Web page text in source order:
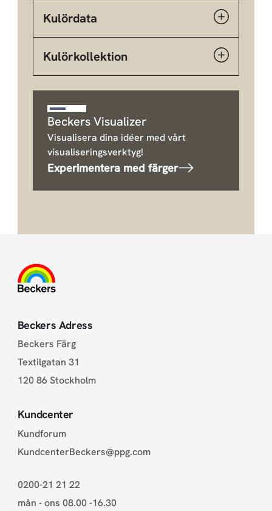
Kulördata
Kulörkollektion
Beckers Visualizer
Visualisera dina idéer med vårt
visualiseringsverktyg!
Experimentera med färger
Beckers Adress
Beckers Färg
Textilgatan 31
120 86 Stockholm
Kundcenter
Kundforum
KundcenterBeckers@ppg.com
0200-21 21 22
mån - ons 08.00 -16.30